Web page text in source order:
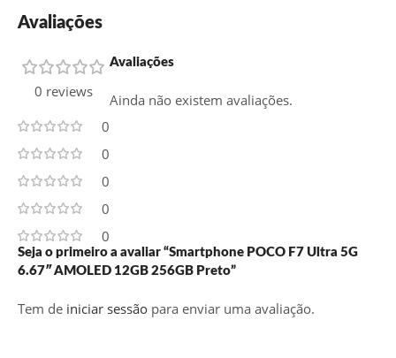
Avaliações
0 reviews
0
0
0
0
0
Avaliações
Ainda não existem avaliações.
Seja o primeiro a avaliar “Smartphone POCO F7 Ultra 5G
6.67″ AMOLED 12GB 256GB Preto”
Tem de iniciar sessão para enviar uma avaliação.